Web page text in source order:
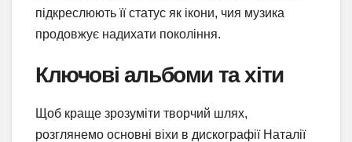
підкреслюють її статус як ікони, чия музика
продовжує надихати покоління.
Ключові альбоми та хіти
Щоб краще зрозуміти творчий шлях,
розглянемо основні віхи в дискографії Наталії